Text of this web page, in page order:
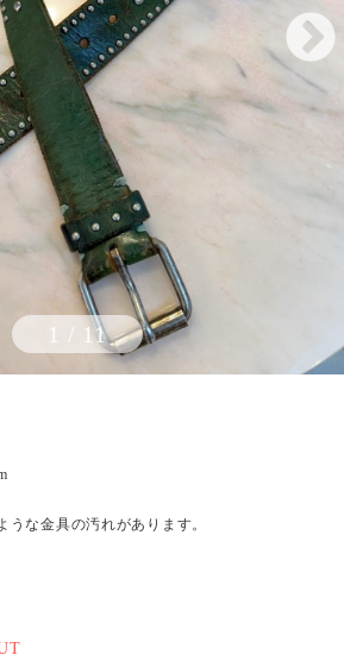
1 / 11
うな金具の汚れがあります。